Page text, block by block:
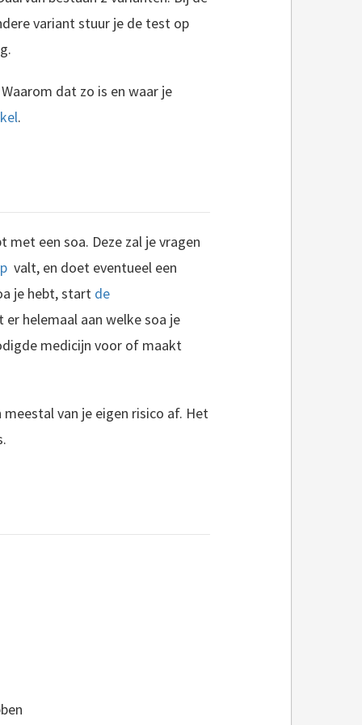
variant stuur je de test op
dat zo is en waar je
.
een soa. Deze zal je vragen
valt, en doet eventueel een
je hebt, start de
helemaal aan welke soa je
medicijn voor of maakt
van je eigen risico af. Het